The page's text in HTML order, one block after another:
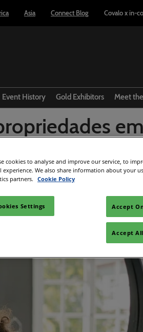
Asia Connect Blog Covalo x in-
Event History Gold Exhibitors Meet
benefícios e
cookies to analyse and improve our service, to
experience. We also share information about your
partners. Cookie Policy
Settings Accept
Accept